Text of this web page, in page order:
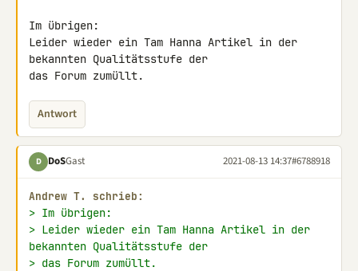
Im übrigen:
Leider wieder ein Tam Hanna Artikel in der
bekannten Qualitätsstufe der
das Forum zumüllt.
Antwort
D DoSGast 2021-08-13 14:37#6788918
Andrew T. schrieb:
> Im übrigen:
> Leider wieder ein Tam Hanna Artikel in der
bekannten Qualitätsstufe der
> das Forum zumüllt.